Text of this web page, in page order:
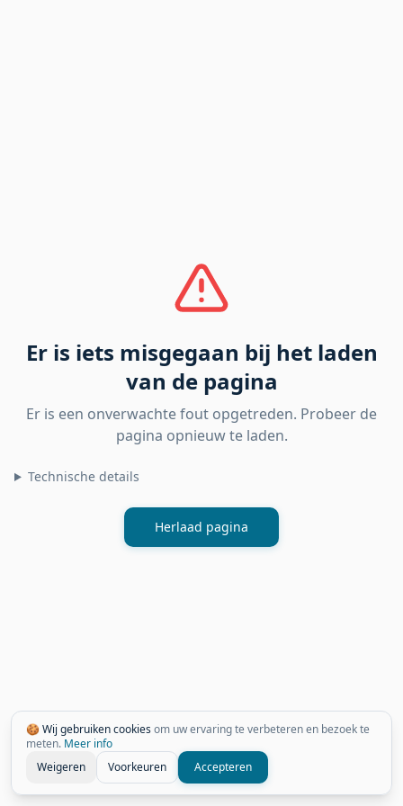
🍪 Wij gebruiken cookiesom uw ervaring te verbeteren en bezoek te
meten. Meer info
Weigeren
Voorkeuren Accepteren
Er is iets misgegaan bij het laden
van de pagina
Er is een onverwachte fout opgetreden. Probeer de
pagina opnieuw te laden.
Technische details
Herlaad pagina